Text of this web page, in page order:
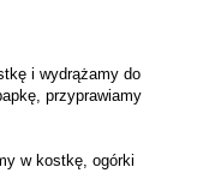
i wydrążamy do
przyprawiamy
w kostkę, ogórki